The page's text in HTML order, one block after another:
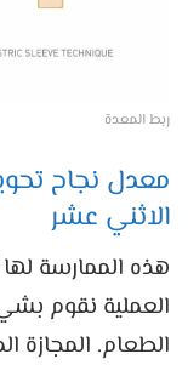
ربط المعدة
معدل نجاح
الاثني عشر
هذه الممارسة
العملية نقوم
الطعام. المجازة